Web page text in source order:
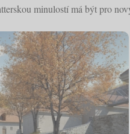
minulostí má být pro